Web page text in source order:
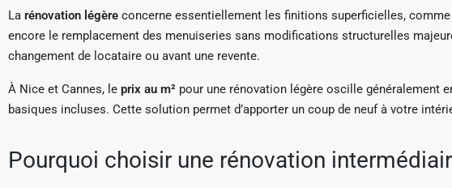
La rénovation légère concerne essentiellement les finitions superficielles,
encore le remplacement des menuiseries sans modifications structurelles
changement de locataire ou avant une revente.
À Nice et Cannes, le prix au m² pour une rénovation légère oscille généralement
basiques incluses. Cette solution permet d’apporter un coup de neuf à votre
Pourquoi choisir une rénovation